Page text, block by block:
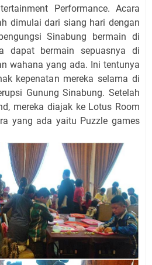
Performance. Acara
dimulai dari siang hari dengan
Sinabung bermain di
dapat bermain sepuasnya di
wahana yang ada. Ini tentunya
kepenatan mereka selama di
Gunung Sinabung. Setelah
mereka diajak ke Lotus Room
yang ada yaitu Puzzle games